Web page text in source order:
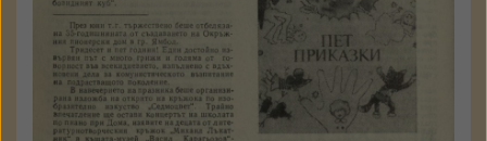
литература - БАН
КЪМ ТЕКСТА